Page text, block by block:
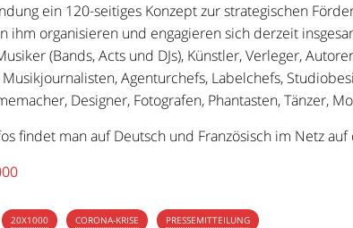
ein 120-seitiges Konzept zur strategischen
ihm organisieren und engagieren sich derzeit
(Bands, Acts und DJs), Künstler, Verleger,
Agenturchefs, Labelchefs,
Designer, Fotografen, Phantasten, Tänzer,
findet man auf Deutsch und Französisch im Netz
20X1000 CORONA-KRISE PRESSEMITTEILUNG